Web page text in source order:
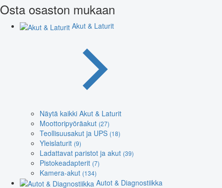
Osta osaston mukaan
Akut & Laturit
Näytä kaikki Akut & Laturit
Moottoripyöräakut (27)
Teollisuusakut ja UPS (18)
Yleislaturit (9)
Ladattavat paristot ja akut (39)
Pistokeadapterit (7)
Kamera-akut (134)
Autot & Diagnostiikka